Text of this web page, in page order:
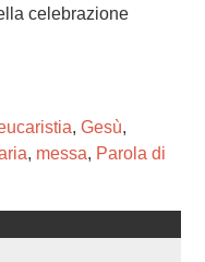
celebrazione
, Gesù,
, messa, Parola di